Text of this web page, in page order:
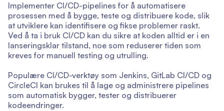
Implementer CI/CD-pipelines for å automatisere
prosessen med å bygge, teste og distribuere kode, slik
at utviklere kan identifisere og fikse problemer raskt.
Ved å ta i bruk CI/CD kan du sikre at koden alltid er i en
lanseringsklar tilstand, noe som reduserer tiden som
kreves for manuell testing og utrulling.
Populære CI/CD-verktøy som Jenkins, GitLab CI/CD og
CircleCI kan brukes til å lage og administrere pipelines
som automatisk bygger, tester og distribuerer
kodeendringer.